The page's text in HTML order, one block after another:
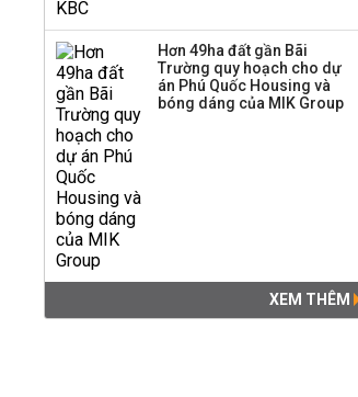
Hơn 49ha đất gần Bãi
Trường quy hoạch cho dự
án Phú Quốc Housing và
bóng dáng của MIK Group
XEM THÊM